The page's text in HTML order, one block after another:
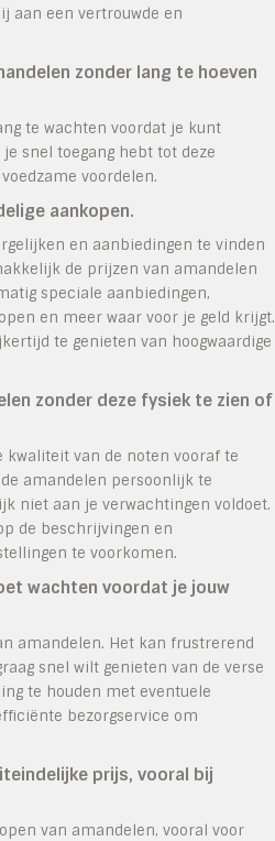
aan een vertrouwde en
zonder lang te hoeven
te wachten voordat je kunt
snel toegang hebt tot deze
voordelen.
aankopen.
en aanbiedingen te vinden
de prijzen van amandelen
speciale aanbiedingen,
en meer waar voor je geld krijgt.
te genieten van hoogwaardige
zonder deze fysiek te zien of
van de noten vooraf te
amandelen persoonlijk te
niet aan je verwachtingen voldoet.
de beschrijvingen en
te voorkomen.
wachten voordat je jouw
amandelen. Het kan frustrerend
snel wilt genieten van de verse
te houden met eventuele
bezorgservice om
prijs, vooral bij
van amandelen, vooral voor